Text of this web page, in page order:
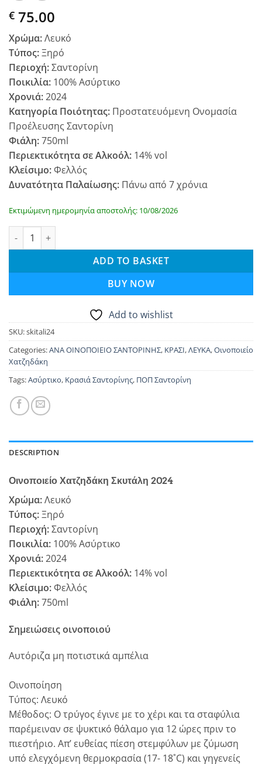
€ 75.00
Χρώμα:Λευκό
Τύπος:Ξηρό
Περιοχή:Σαντορίνη
Ποικιλία: 100% Ασύρτικο
Χρονιά:2024
Κατηγορία Ποιότητας: Προστατευόμενη Ονομασία
Προέλευσης Σαντορίνη
Φιάλη:750ml
Περιεκτικότητα σε Αλκοόλ: 14% vol
Κλείσιμο:Φελλός
Δυνατότητα Παλαίωσης: Πάνω από 7 χρόνια
Εκτιμώμενη ημερομηνία αποστολής: 10/08/2026
Οινοποιείο Χατζηδάκη Σαντορίνη Σκυτάλη 2024 quantity
ADD TO BASKET
BUY NOW
Add to wishlist
SKU:skitali24
Categories:ΑΝΑ ΟΙΝΟΠΟΙΕΙΟ ΣΑΝΤΟΡΙΝΗΣ, ΚΡΑΣΙ,ΛΕΥΚΑ,Οινοποιείο
Χατζηδάκη
Tags:Ασύρτικο, Κρασιά Σαντορίνης, ΠΟΠ Σαντορίνη
DESCRIPTION
Οινοποιείο Χατζηδάκη Σκυτάλη 2024
Χρώμα:Λευκό
Τύπος:Ξηρό
Περιοχή:Σαντορίνη
Ποικιλία: 100% Ασύρτικο
Χρονιά:2024
Περιεκτικότητα σε Αλκοόλ: 14% vol
Κλείσιμο:Φελλός
Φιάλη:750ml
Σημειώσεις οινοποιού
Αυτόριζα μη ποτιστικά αμπέλια
Οινοποίηση
Τύπος: Λευκό
Μέθοδος: Ο τρύγος έγινε με το χέρι και τα σταφύλια
παρέμειναν σε ψυκτικό θάλαμο για 12 ώρες πριν το
πιεστήριο. Απ’ ευθείας πίεση στεμφύλων με ζύμωση
υπό ελεγχόμενη θερμοκρασία (17- 18˚C) και γηγενείς